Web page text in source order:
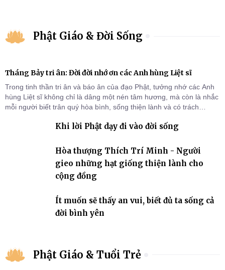
Phật Giáo & Đời Sống
Tháng Bảy tri ân: Đời đời nhớ ơn các Anh hùng Liệt sĩ
Trong tinh thần tri ân và báo ân của đạo Phật, tưởng nhớ các Anh
hùng Liệt sĩ không chỉ là dâng một nén tâm hương, mà còn là nhắc
mỗi người biết trân quý hòa bình, sống thiện lành và có trách
Khi lời Phật dạy đi vào đời sống
Hòa thượng Thích Trí Minh - Người
gieo những hạt giống thiện lành cho
cộng đồng
Ít muốn sẽ thấy an vui, biết đủ ta sống cả
đời bình yên
Phật Giáo & Tuổi Trẻ